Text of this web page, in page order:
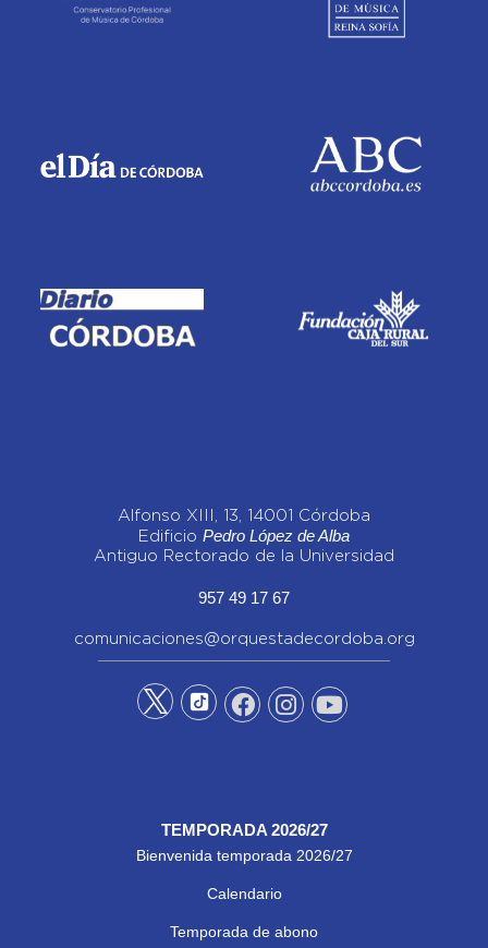
Alfonso XIII, 13, 14001 Córdoba
Edificio Pedro López de Alba
Antiguo Rectorado de la Universidad
957 49 17 67
comunicaciones@orquestadecordoba.org
TEMPORADA 2026/27
Bienvenida temporada 2026/27
Calendario
Temporada de abono